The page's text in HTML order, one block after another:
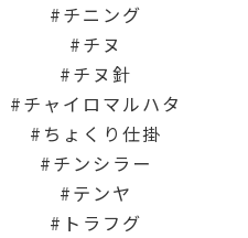
チニング
チヌ
チヌ針
チャイロマルハタ
ちょくり仕掛
チンシラー
テンヤ
トラフグ